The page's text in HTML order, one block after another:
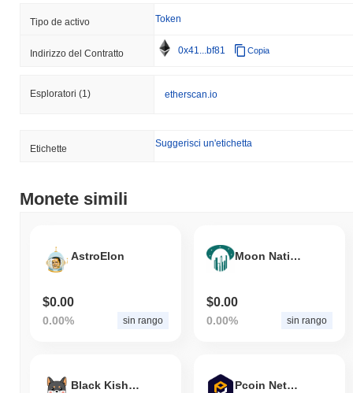
Tipo de activo Token
Indirizzo del Contratto 0x41...bf81 Copia
Esploratori (1) etherscan.io
Etichette Suggerisci un'etichetta
Monete simili
AstroElon
$0.00
0.00% sin rango
Moon Nation Game
$0.00
0.00% sin rango
Black Kishu Inu Pcoin Network